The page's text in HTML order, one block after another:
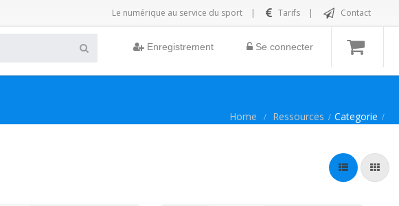
Le numérique au service du sport | Tarifs | Contact
Se connecter
Enregistrement
Home Ressources Categorie